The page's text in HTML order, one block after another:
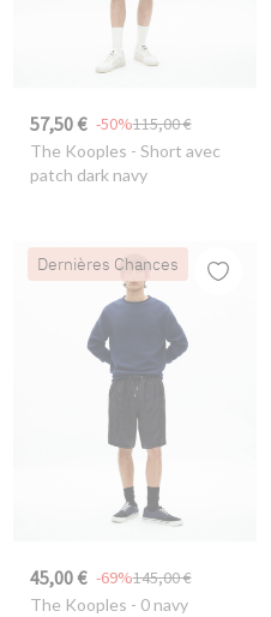
57,50 € 115,00 €
-50%
The Kooples - Short avec
patch dark navy
Dernières Chances
45,00 € 145,00 €
-69%
The Kooples - 0 navy